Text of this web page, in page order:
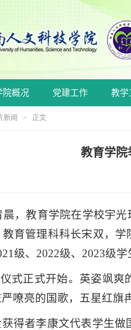
院概况 党建工作 教学
新闻 > 正文
教育学院
晨，教育学院在学校宇
育管理科科长宋双，
级、2022级、2023级
式正式开始。英姿飒
嘹亮的国歌，五星红旗
获得者李康文代表学生